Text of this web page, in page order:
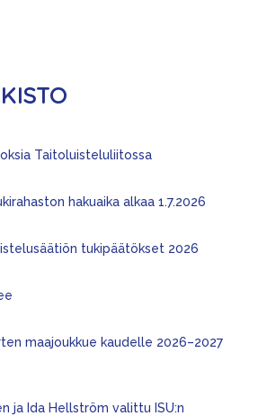
Taitoluisteluliitossa
hakuaika alkaa 1.7.2026
tukipäätökset 2026
maajoukkue kaudelle 2026–2027
ja Ida Hellström valittu ISU:n